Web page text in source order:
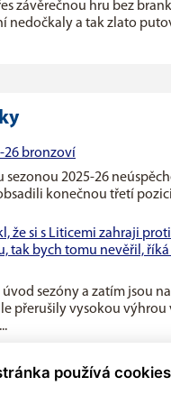
závěrečnou hru bez
nedočkaly a tak zlato
26 bronzoví
sezonou 2025-26
konečnou třetí
že si s Liticemi zahraji proti
tak bych tomu nevěřil,
sezóny a zatím jsou
přerušily vysokou výhrou
kombinaci dravého mládí
Litic Zdeněk Slanec
používá cookies